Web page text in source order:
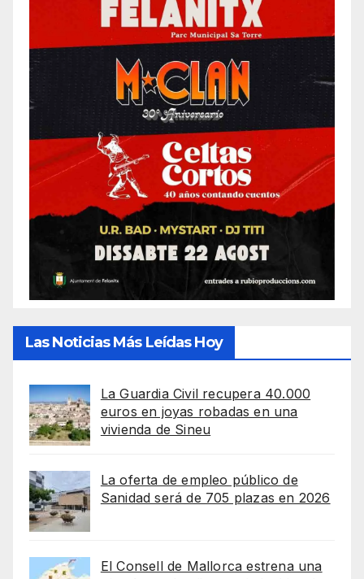
Las Noticias Más Leídas Hoy
La Guardia Civil recupera 40.000
euros en joyas robadas en una
vivienda de Sineu
La oferta de empleo público de
Sanidad será de 705 plazas en 2026
El Consell de Mallorca estrena una